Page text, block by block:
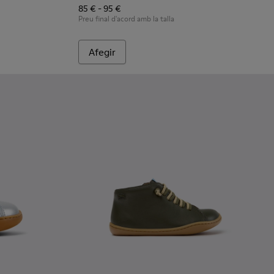
85 € - 95 €
Preu final d'acord amb la talla
Afegir